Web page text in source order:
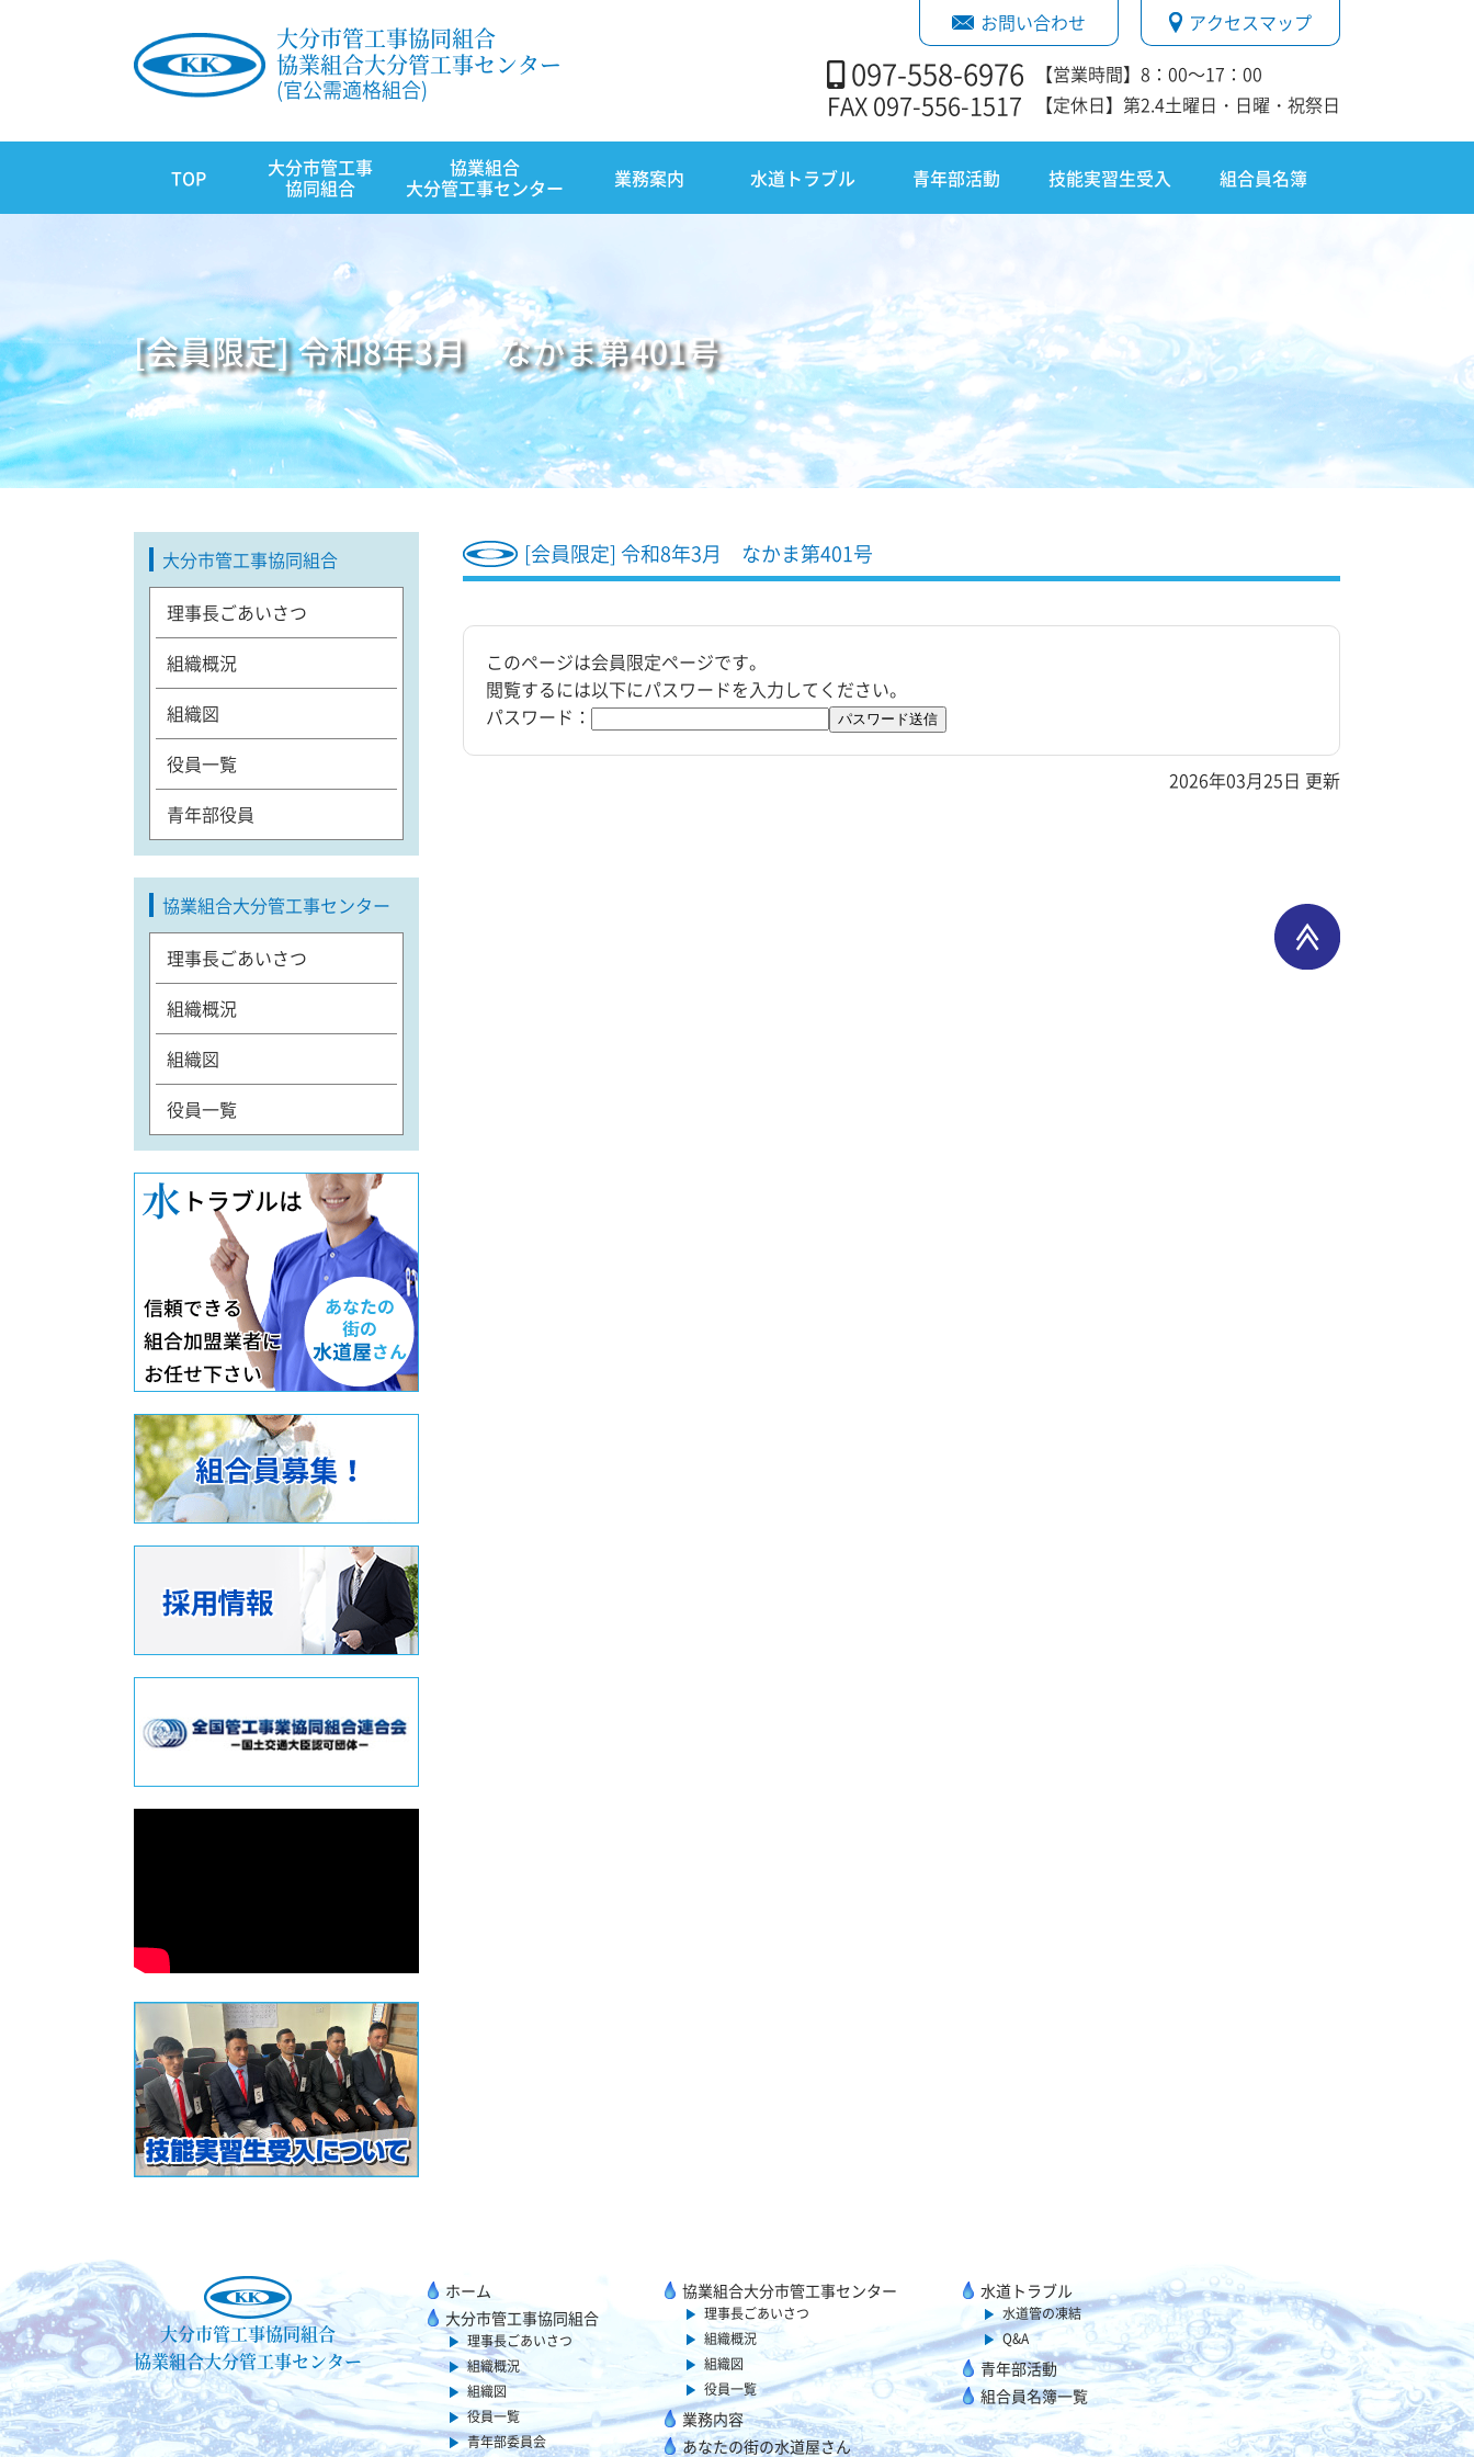
大分市管工事協同組合
協業組合大分管工事センター
(官公需適格組合)
お問い合わせ アクセスマップ
097-558-6976
FAX 097-556-1517
【営業時間】8：00～17：00
【定休日】第2.4土曜日・日曜・祝祭日
TOP 大分市管工事
協同組合
協業組合
大分管工事センター 業務案内 水道トラブル 青年部活動 技能実習生受入 組合員名簿
[会員限定] 令和8年3月 なかま第401号
[会員限定] 令和8年3月 なかま第401号
このページは会員限定ページです。
閲覧するには以下にパスワードを入力してください。
パスワード：
2026年03月25日 更新
大分市管工事協同組合
理事長ごあいさつ
組織概況
組織図
役員一覧
青年部役員
協業組合大分管工事センター
理事長ごあいさつ
組織概況
組織図
役員一覧
大分市管工事協同組合
協業組合大分管工事センター
ホーム
大分市管工事協同組合
理事長ごあいさつ
組織概況
組織図
役員一覧
青年部委員会
協業組合大分市管工事センター
理事長ごあいさつ
組織概況
組織図
役員一覧
業務内容
あなたの街の水道屋さん
水道トラブル
水道管の凍結
Q&A
青年部活動
組合員名簿一覧